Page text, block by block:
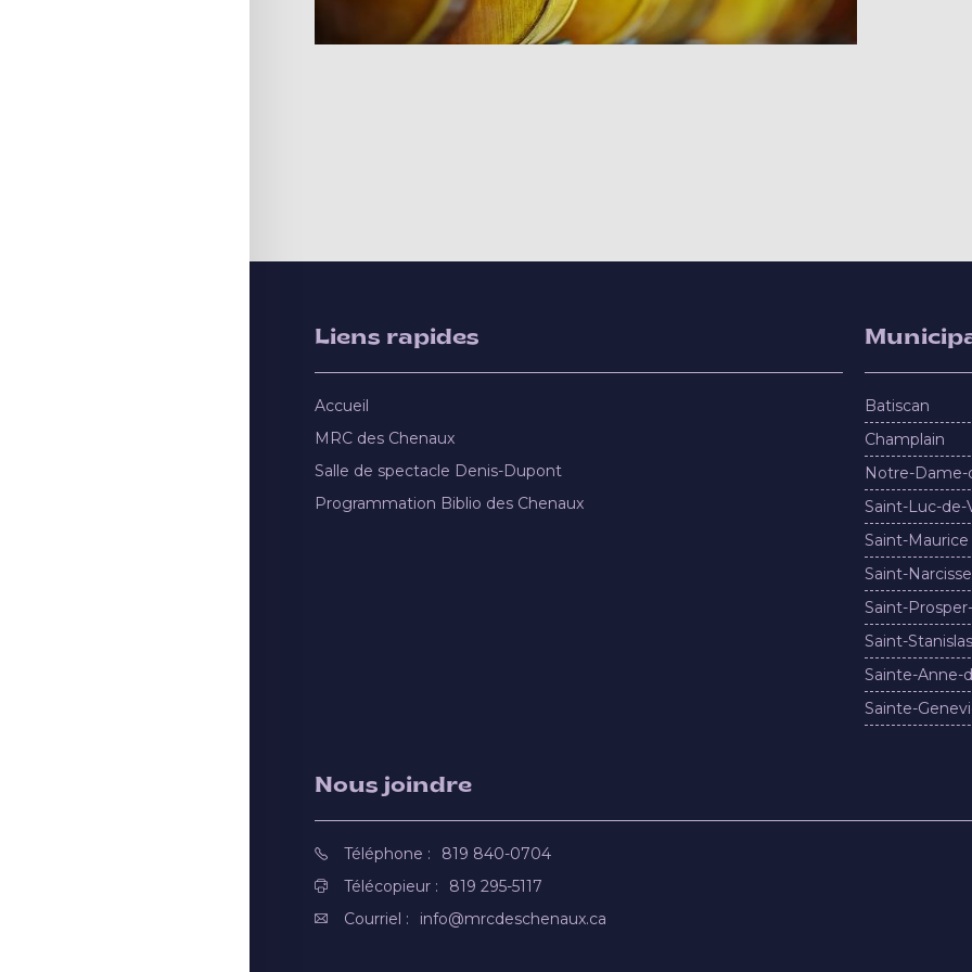
Liens rapides
Accueil
MRC des Chenaux
Salle de spectacle Denis-Dupont
Programmation Biblio des Chenaux
Batiscan
Champlain
Notre-
Saint-Luc-de-
Saint-Maurice
Saint-Narcisse
Saint-
Saint-Stanislas
Sainte-Anne-
Sainte-
Nous joindre
Téléphone :
819 840-0704
Télécopieur :
819 295-5117
Courriel :
info@mrcdeschenaux.ca